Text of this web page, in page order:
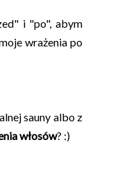
i "po", abym
wrażenia po
sauny albo z
włosów? :)